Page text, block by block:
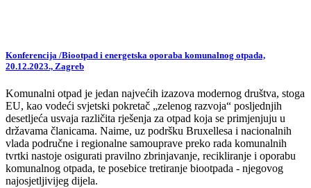
Konferencija /Biootpad i energetska oporaba komunalnog otpada,
20.12.2023., Zagreb
Komunalni otpad je jedan najvećih izazova modernog društva, stoga
EU, kao vodeći svjetski pokretač „zelenog razvoja“ posljednjih
desetljeća usvaja različita rješenja za otpad koja se primjenjuju u
državama članicama. Naime, uz podršku Bruxellesa i nacionalnih
vlada područne i regionalne samouprave preko rada komunalnih
tvrtki nastoje osigurati pravilno zbrinjavanje, recikliranje i oporabu
komunalnog otpada, te posebice tretiranje biootpada - njegovog
najosjetljivijeg dijela.